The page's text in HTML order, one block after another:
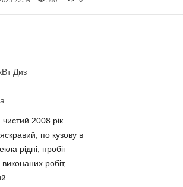
Диз
2008 рік
по кузову в
рідні, пробіг
робіт,